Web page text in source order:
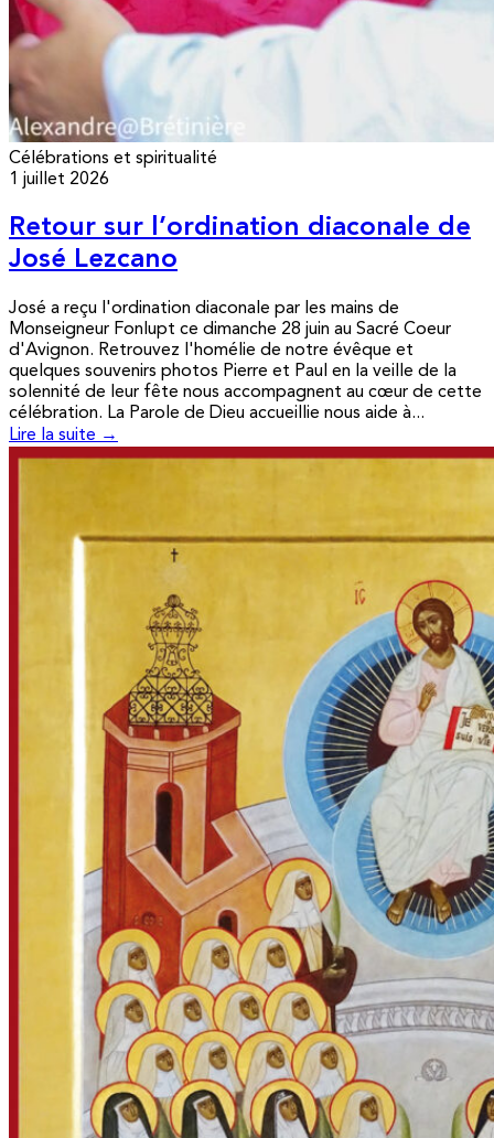
Célébrations et spiritualité
1 juillet 2026
Retour sur l’ordination diaconale de
José Lezcano
José a reçu l'ordination diaconale par les mains de
Monseigneur Fonlupt ce dimanche 28 juin au Sacré Coeur
d'Avignon. Retrouvez l'homélie de notre évêque et
quelques souvenirs photos Pierre et Paul en la veille de la
solennité de leur fête nous accompagnent au cœur de cette
célébration. La Parole de Dieu accueillie nous aide à...
Lire la suite →